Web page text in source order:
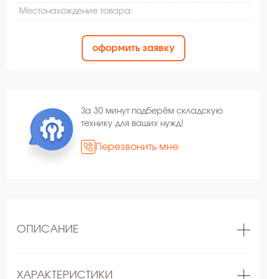
Местонахождение товара:
оформить заявку
За 30 минут подберём складскую
технику для ваших нужд!
Перезвонить мне
ОПИСАНИЕ
ХАРАКТЕРИСТИКИ